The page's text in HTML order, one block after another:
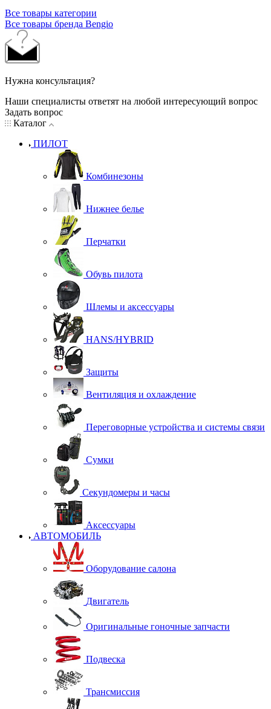
Все товары категории
Все товары бренда Bengio
Нужна консультация?
Наши специалисты ответят на любой интересующий вопрос
Задать вопрос
Каталог
ПИЛОТ
Комбинезоны
Нижнее белье
Перчатки
Обувь пилота
Шлемы и аксессуары
HANS/HYBRID
Защиты
Вентиляция и охлаждение
Переговорные устройства и системы связи
Сумки
Секундомеры и часы
Аксессуары
АВТОМОБИЛЬ
Оборудование салона
Двигатель
Оригинальные гоночные запчасти
Подвеска
Трансмиссия